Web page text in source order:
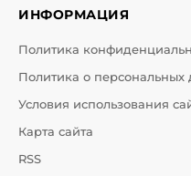
ИНФОРМАЦИЯ
Политика
Политика о персональных
Условия использования
Карта сайта
RSS